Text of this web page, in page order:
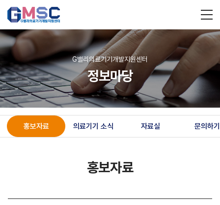
G밸리의료기기개발지원센터
정보마당
홍보자료 의료기기 소식 자료실 문의하기
홍보자료